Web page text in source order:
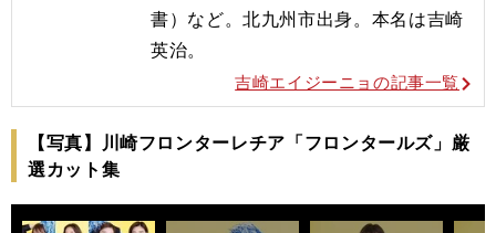
書）など。北九州市出身。本名は吉崎
英治。
吉崎エイジーニョの記事一覧
【写真】川崎フロンターレチア「フロンタールズ」厳
選カット集